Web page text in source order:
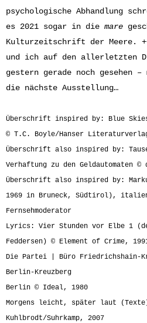
psychologische Abhandlung
es 2021 sogar in die mare
Kulturzeitschrift der Meere.
und ich auf den allerletzten
gestern gerade noch gesehen
die nächste Ausstellung…
Überschrift inspired by: Blue
© T.C. Boyle/Hanser
Überschrift also inspired by:
Verhaftung zu den Geldautomaten
Überschrift also inspired by:
1969 in Bruneck, Südtirol),
Fernsehmoderator
Lyrics: Vier Stunden vor Elbe 1
Feddersen) © Element of Crime,
Die Partei | Büro Friedrichshain-
Berlin-Kreuzberg
Berlin © Ideal, 1980
Morgens leicht, später laut
Kuhlbrodt/Suhrkamp, 2007